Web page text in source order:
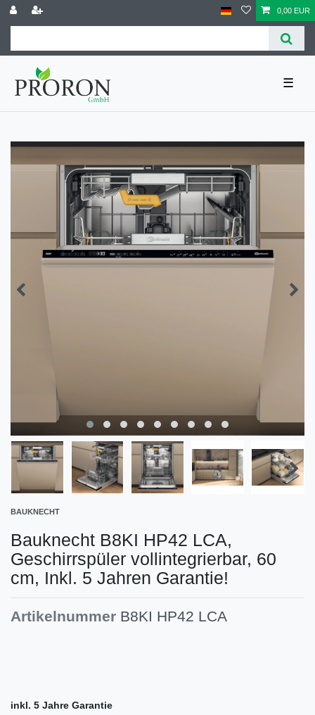
0,00 EUR
☰
BAUKNECHT
Bauknecht B8KI HP42 LCA,
Geschirrspüler vollintegrierbar, 60
cm, Inkl. 5 Jahren Garantie!
Artikelnummer B8KI HP42 LCA
inkl. 5 Jahre Garantie